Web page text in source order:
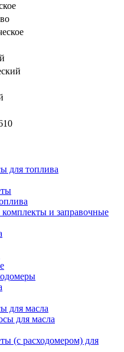
для топлива
и заправочные
для масла
для масла
(с расходомером) для